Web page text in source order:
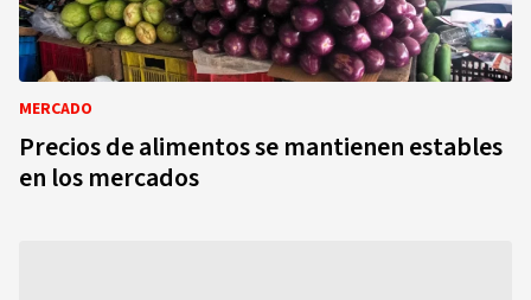
MERCADO
Precios de alimentos se mantienen estables
en los mercados